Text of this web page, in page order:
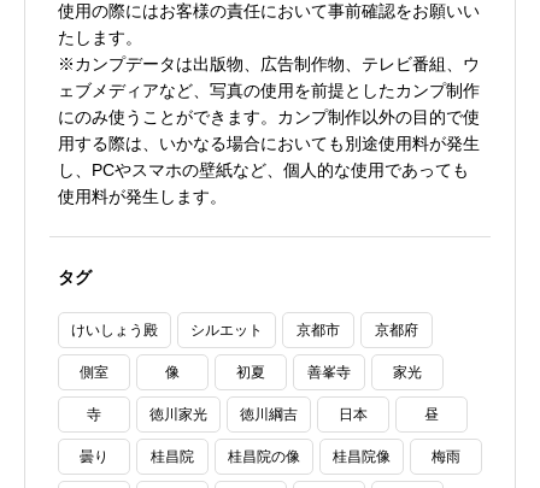
使用の際にはお客様の責任において事前確認をお願いい
たします。
※カンプデータは出版物、広告制作物、テレビ番組、ウ
ェブメディアなど、写真の使用を前提としたカンプ制作
にのみ使うことができます。カンプ制作以外の目的で使
用する際は、いかなる場合においても別途使用料が発生
し、PCやスマホの壁紙など、個人的な使用であっても
使用料が発生します。
タグ
けいしょう殿 シルエット 京都市 京都府
側室 像 初夏 善峯寺 家光
寺 徳川家光 徳川綱吉 日本 昼
曇り 桂昌院 桂昌院の像 桂昌院像 梅雨